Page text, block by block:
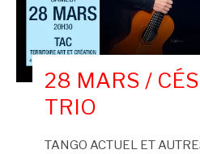
28 MARS /
TRIO
TANGO ACTUEL ET